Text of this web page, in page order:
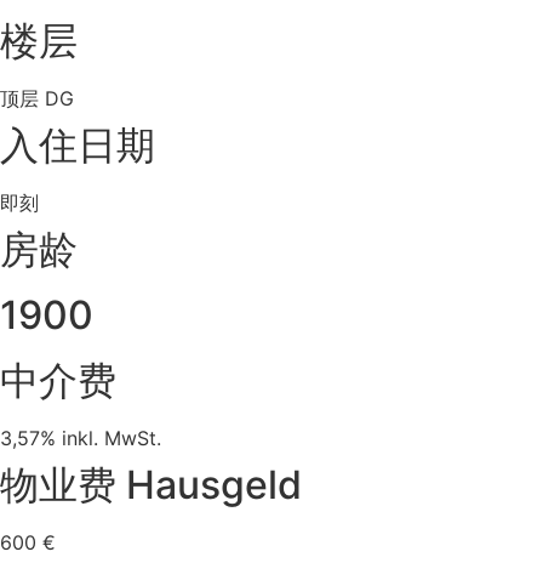
楼层
顶层 DG
入住日期
即刻
房龄
1900
中介费
3,57% inkl. MwSt.
物业费 Hausgeld
600 €